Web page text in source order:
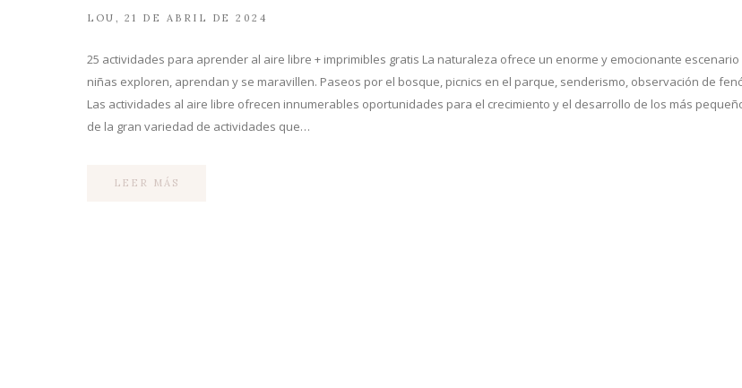
LOU 21 DE ABRIL DE 2024
25 actividades para aprender al aire libre + imprimibles gratis La naturaleza ofrece un enorme y emocionante
niñas exploren, aprendan y se maravillen. Paseos por el bosque, picnics en el parque, senderismo, observación de
Las actividades al aire libre ofrecen innumerables oportunidades para el crecimiento y el desarrollo de los más
de la gran variedad de actividades que…
LEER MÁS